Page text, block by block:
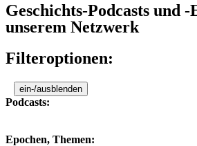
Geschichts-Podcasts und -
unserem Netzwerk
Filteroptionen:
ein-/ausblenden
Podcasts:
Epochen, Themen: